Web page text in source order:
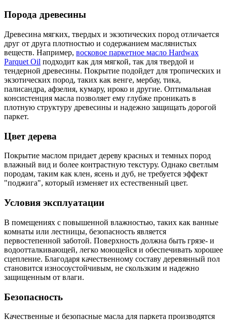
Порода древесины
Древесина мягких, твердых и экзотических пород отличается
друг от друга плотностью и содержанием маслянистых
веществ. Например, восковое паркетное масло Hardwax
Parquet Oil подходит как для мягкой, так для твердой и
тендерной древесины. Покрытие подойдет для тропических и
экзотических пород, таких как венге, мербау, тика,
палисандра, афзелия, кумару, ироко и другие. Оптимальная
консистенция масла позволяет ему глубже проникать в
плотную структуру древесины и надежно защищать дорогой
паркет.
Цвет дерева
Покрытие маслом придает дереву красных и темных пород
влажный вид и более контрастную текстуру. Однако светлым
породам, таким как клен, ясень и дуб, не требуется эффект
"поджига", который изменяет их естественный цвет.
Условия эксплуатации
В помещениях с повышенной влажностью, таких как ванные
комнаты или лестницы, безопасность является
первостепенной заботой. Поверхность должна быть грязе- и
водоотталкивающей, легко моющейся и обеспечивать хорошее
сцепление. Благодаря качественному составу деревянный пол
становится износоустойчивым, не скользким и надежно
защищенным от влаги.
Безопасность
Качественные и безопасные масла для паркета производятся